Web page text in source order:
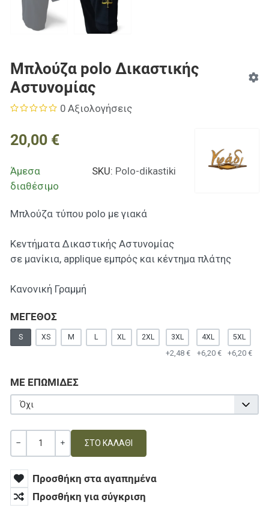
Μπλούζα polo Δικαστικής
Αστυνομίας
0 Αξιολογήσεις
20,00 €
Άμεσα
διαθέσιμο
SKU: Polo-dikastiki
Μπλούζα τύπου polo με γιακά
Κεντήματα Δικαστικής Αστυνομίας
σε μανίκια, applique εμπρός και κέντημα πλάτης
Κανονική Γραμμή
ΜΕΓΕΘΟΣ
S XS M L XL 2XL 3XL
+2,48 €
4XL
+6,20 €
5XL
+6,20 €
ΜΕ ΕΠΩΜΙΔΕΣ
Όχι
Ποσότητα
Προσθήκη στα αγαπημένα
Προσθήκη για σύγκριση